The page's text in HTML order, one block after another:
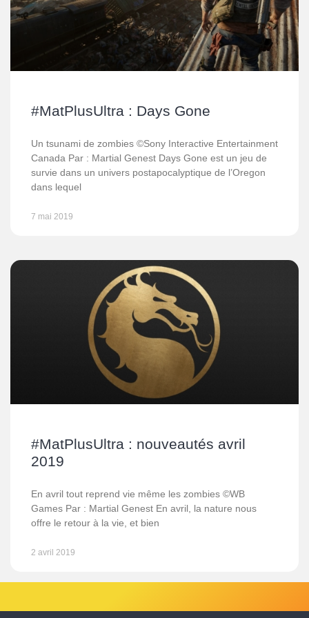
#MatPlusUltra : Days Gone
Un tsunami de zombies ©Sony Interactive Entertainment
Canada Par : Martial Genest Days Gone est un jeu de
survie dans un univers postapocalyptique de l’Oregon
dans lequel
7 mai 2019
#MatPlusUltra : nouveautés avril
2019
En avril tout reprend vie même les zombies ©WB
Games Par : Martial Genest En avril, la nature nous
offre le retour à la vie, et bien
2 avril 2019